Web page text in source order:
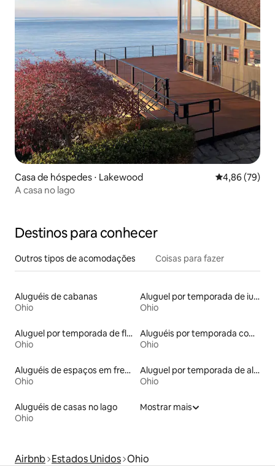
Casa de hóspedes ⋅ Lakewood 4,86 de uma
4,86 (79)
A casa no lago
Destinos para conhecer
Outros tipos de acomodações Coisas para fazer
Aluguéis de cabanas
Ohio
Aluguel por temporada de iurtas
Ohio
Aluguel por temporada de flats
Ohio
Aluguéis por temporada com acesso ao lago
Ohio
Aluguéis de espaços em frente à praia
Ohio
Aluguel por temporada de alojamentos ecológicos
Ohio
Aluguéis de casas no lago
Ohio
Mostrar mais
Airbnb Estados Unidos Ohio